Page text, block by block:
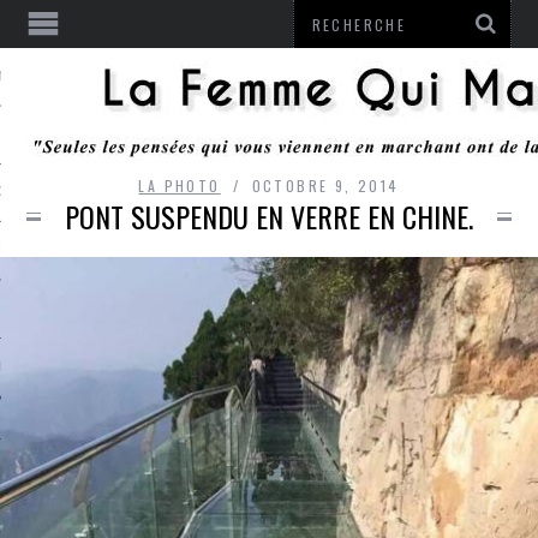
RESTER
MONROZIER
LA PHOTO OCTOBRE 9, 2014
PONT SUSPENDU EN VERRE EN CHINE.